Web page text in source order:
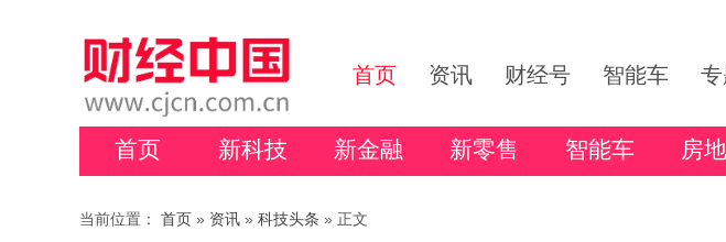
首页 资讯 财经号 智能车
首页 新科技 新金融 新零售 智能车 房
当前位置： 首页 » 资讯 » 科技头条 » 正文